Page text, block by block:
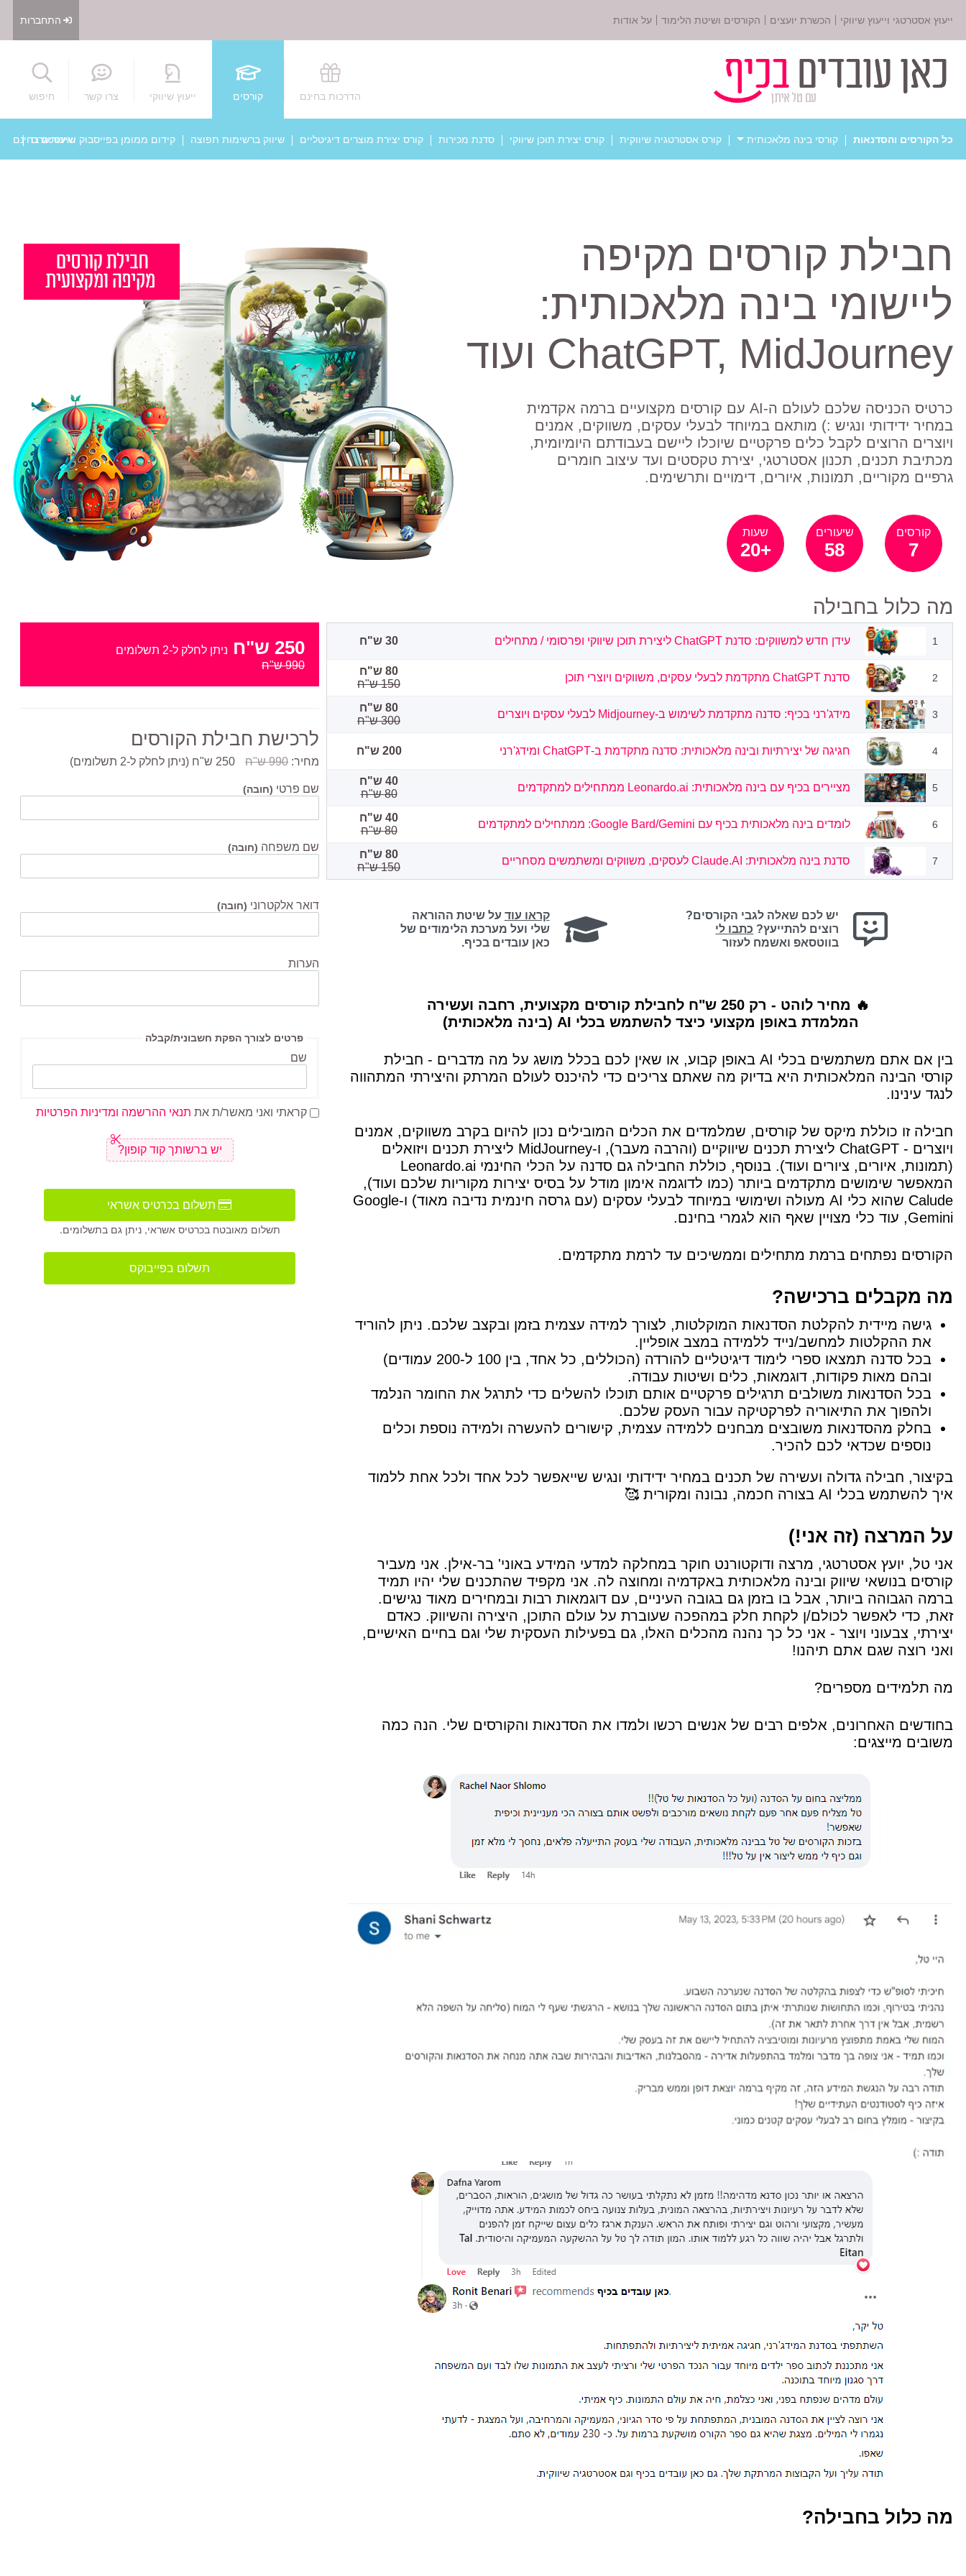
ייעוץ אסטרטגי וייעוץ שיווקי הכשרת יועצים הקורסים ושיטת הלימוד על אודות התחברות
הדרכות בחינם קורסים ייעוץ שיווקי צרו קשר חיפוש
כל הקורסים והסדנאות קורסי בינה מלאכותית קורס אסטרטגיה שיווקית קורס יצירת תוכן שיווקי סדנת מכירות קורס יצירת מוצרים דיגיטליים שיווק ברשימות תפוצה קידום ממומן בפייסבוק ואינסטגרם
שיעורים בחינם
חבילת קורסים מקיפה
ליישומי בינה מלאכותית:
ChatGPT, MidJourney ועוד
כרטיס הכניסה שלכם לעולם ה-AI עם קורסים מקצועיים ברמה אקדמית
במחיר ידידותי ונגיש :) מותאם במיוחד לבעלי עסקים, משווקים, אמנים
ויוצרים הרוצים לקבל כלים פרקטיים שיוכלו ליישם בעבודתם היומיומית,
מכתיבת תכנים, תכנון אסטרטגי, יצירת טקסטים ועד עיצוב חומרים
גרפיים מקוריים, תמונות, איורים, דימויים ותרשימים.
קורסים
7
שיעורים
58
שעות
20+
מה כלול בחבילה
1 עידן חדש למשווקים: סדנת ChatGPT ליצירת תוכן שיווקי ופרסומי / מתחילים 30 ש"ח
2 סדנת ChatGPT מתקדמת לבעלי עסקים, משווקים ויוצרי תוכן
80 ש"ח
150 ש"ח
3 מידג'רני בכיף: סדנה מתקדמת לשימוש ב-Midjourney לבעלי עסקים ויוצרים
80 ש"ח
300 ש"ח
4 חגיגה של יצירתיות ובינה מלאכותית: סדנה מתקדמת ב-ChatGPT ומידג'רני 200 ש"ח
5 מציירים בכיף עם בינה מלאכותית: Leonardo.ai ממתחילים למתקדמים
40 ש"ח
80 ש"ח
6 לומדים בינה מלאכותית בכיף עם Google Bard/Gemini: ממתחילים למתקדמים
40 ש"ח
80 ש"ח
7 סדנת בינה מלאכותית: Claude.AI לעסקים, משווקים ומשתמשים מסחריים
80 ש"ח
150 ש"ח
יש לכם שאלה לגבי הקורסים?
רוצים להתייעץ? כתבו לי
בווטסאפ ואשמח לעזור
קראו עוד על שיטת ההוראה
שלי ועל מערכת הלימודים של
כאן עובדים בכיף.
🔥 מחיר לוהט - רק 250 ש"ח לחבילת קורסים מקצועית, רחבה ועשירה
המלמדת באופן מקצועי כיצד להשתמש בכלי AI (בינה מלאכותית)
בין אם אתם משתמשים בכלי AI באופן קבוע, או שאין לכם בכלל מושג על מה מדברים - חבילת
קורסי הבינה המלאכותית היא בדיוק מה שאתם צריכים כדי להיכנס לעולם המרתק והיצירתי המתהווה
לנגד עינינו.
חבילה זו כוללת מיקס של קורסים, שמלמדים את הכלים המובילים נכון להיום בקרב משווקים, אמנים
ויוצרים - ChatGPT ליצירת תכנים שיווקיים (והרבה מעבר), ו-MidJourney ליצירת תכנים ויזואלים
(תמונות, איורים, ציורים ועוד). בנוסף, כוללת החבילה גם סדנה על הכלי החינמי Leonardo.ai
המאפשר שימושים מתקדמים ביותר (כמו לדוגמה אימון מודל על בסיס יצירות מקוריות שלכם ועוד),
Calude שהוא כלי AI מעולה ושימושי במיוחד לבעלי עסקים (עם גרסה חינמית נדיבה מאוד) ו-Google
Gemini, עוד כלי מצויין שאף הוא לגמרי בחינם.
הקורסים נפתחים ברמת מתחילים וממשיכים עד לרמת מתקדמים.
מה מקבלים ברכישה?
גישה מיידית להקלטת הסדנאות המוקלטות, לצורך למידה עצמית בזמן ובקצב שלכם. ניתן להוריד
את ההקלטות למחשב/נייד ללמידה במצב אופליין.
בכל סדנה תמצאו ספרי לימוד דיגיטליים להורדה (הכוללים, כל אחד, בין 100 ל-200 עמודים)
ובהם מאות פקודות, דוגמאות, כלים ושיטות עבודה.
בכל הסדנאות משולבים תרגילים פרקטיים אותם תוכלו להשלים כדי לתרגל את החומר הנלמד
ולהפוך את התיאוריה לפרקטיקה עבור העסק שלכם.
בחלק מהסדנאות משובצים מבחנים ללמידה עצמית, קישורים להעשרה ולמידה נוספת וכלים
נוספים שכדאי לכם להכיר.
בקיצור, חבילה גדולה ועשירה של תכנים במחיר ידידותי ונגיש שייאפשר לכל אחד ולכל אחת ללמוד
איך להשתמש בכלי AI בצורה חכמה, נבונה ומקורית 🥰
על המרצה (זה אני!)
אני טל, יועץ אסטרטגי, מרצה ודוקטורנט חוקר במחלקה למדעי המידע באוני' בר-אילן. אני מעביר
קורסים בנושאי שיווק ובינה מלאכותית באקדמיה ומחוצה לה. אני מקפיד שהתכנים שלי יהיו תמיד
ברמה הגבוהה ביותר, אבל בו בזמן גם בגובה העיניים, עם דוגמאות רבות ובמחירים מאוד נגישים.
זאת, כדי לאפשר לכולם/ן לקחת חלק במהפכה שעוברת על עולם התוכן, היצירה והשיווק. כאדם
יצירתי, צבעוני ויוצר - אני כל כך נהנה מהכלים האלו, גם בפעילות העסקית שלי וגם בחיים האישיים,
ואני רוצה שגם אתם תיהנו!
מה תלמידים מספרים?
בחודשים האחרונים, אלפים רבים של אנשים רכשו ולמדו את הסדנאות והקורסים שלי. הנה כמה
משובים מייצגים:
מה כלול בחבילה?
250 ש"ח
ניתן לחלק ל-2 תשלומים
990 ש"ח
לרכישת חבילת הקורסים
מחיר: 990 ש"ח 250 ש"ח (ניתן לחלק ל-2 תשלומים)
שם פרטי (חובה)
שם משפחה (חובה)
דואר אלקטרוני (חובה)
הערות
פרטים לצורך הפקת חשבונית/קבלה
שם
קראתי ואני מאשר/ת את תנאי ההרשמה ומדיניות הפרטיות
יש ברשותך קוד קופון?
תשלום בכרטיס אשראי
תשלום מאובטח בכרטיס אשראי, ניתן גם בתשלומים.
תשלום בפייבוקס